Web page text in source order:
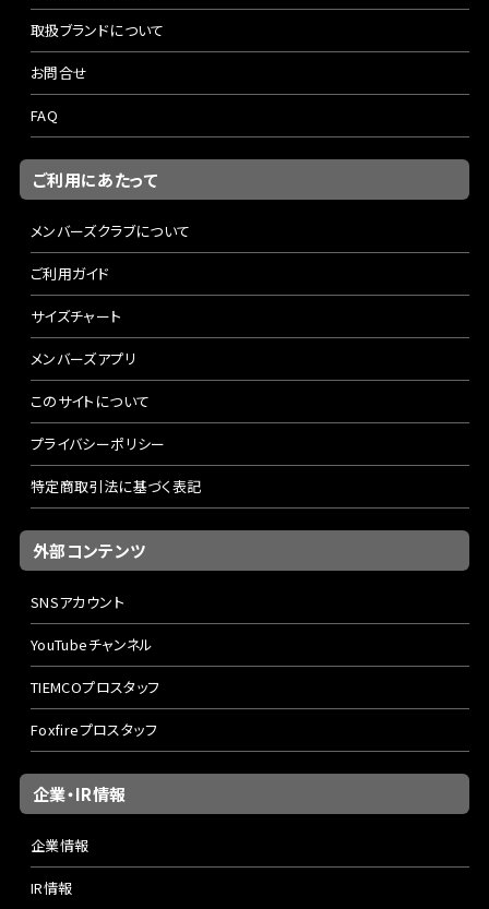
取扱ブランドについて
お問合せ
FAQ
ご利用にあたって
メンバーズクラブについて
ご利用ガイド
サイズチャート
メンバーズアプリ
このサイトについて
プライバシーポリシー
特定商取引法に基づく表記
外部コンテンツ
SNSアカウント
YouTubeチャンネル
TIEMCOプロスタッフ
Foxfireプロスタッフ
企業・IR情報
企業情報
IR情報